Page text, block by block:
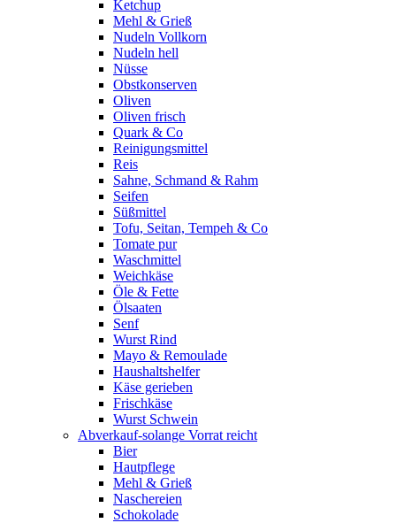
Ketchup
Mehl & Grieß
Nudeln Vollkorn
Nudeln hell
Nüsse
Obstkonserven
Oliven
Oliven frisch
Quark & Co
Reinigungsmittel
Reis
Sahne, Schmand & Rahm
Seifen
Süßmittel
Tofu, Seitan, Tempeh & Co
Tomate pur
Waschmittel
Weichkäse
Öle & Fette
Ölsaaten
Senf
Wurst Rind
Mayo & Remoulade
Haushaltshelfer
Käse gerieben
Frischkäse
Wurst Schwein
Abverkauf-solange Vorrat reicht
Bier
Hautpflege
Mehl & Grieß
Naschereien
Schokolade